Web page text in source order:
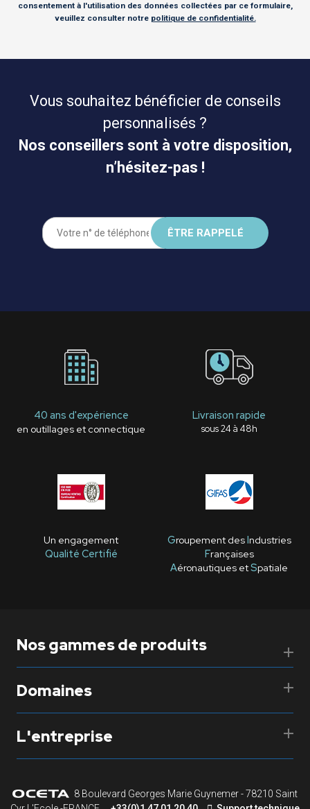
consentement à l'utilisation des données collectées par ce formulaire,
veuillez consulter notre politique de confidentialité.
Vous souhaitez bénéficier de conseils
personnalisés ?
Nos conseillers sont à votre disposition,
n’hésitez-pas !
40 ans d'expérience
en outillages et connectique
Livraison rapide
sous 24 à 48h
Un engagement
Qualité Certifié
Groupement desIndustries
Françaises
Aéronautiques etSpatiale
Nos gammes de produits
Domaines
L'entreprise
8 Boulevard Georges Marie Guynemer - 78210 Saint